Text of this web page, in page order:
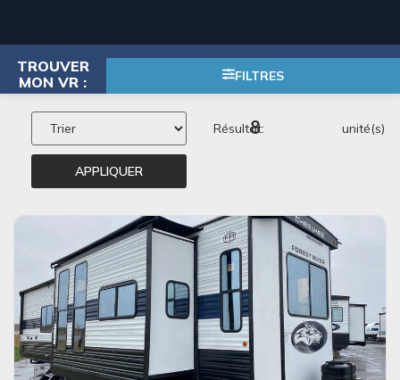
TROUVER
MON VR :
FILTRES
APPLIQUER
Résultat:
8 unité(s)